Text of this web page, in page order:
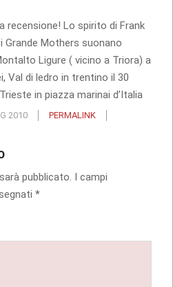
recensione! Lo spirito di Frank
Grande Mothers suonano
Ligure ( vicino a Triora) a
Val di ledro in trentino il 30
in piazza marinai d’Italia
2010 PERMALINK
pubblicato.
I campi
*